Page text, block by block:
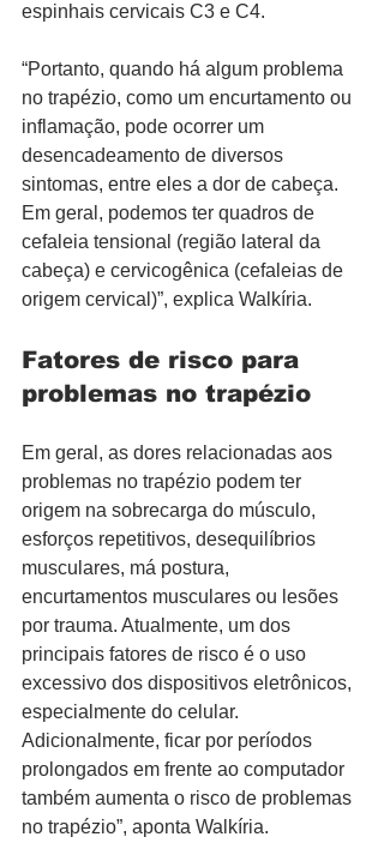
espinhais cervicais C3 e C4.
“Portanto, quando há algum problema
no trapézio, como um encurtamento ou
inflamação, pode ocorrer um
desencadeamento de diversos
sintomas, entre eles a dor de cabeça.
Em geral, podemos ter quadros de
cefaleia tensional (região lateral da
cabeça) e cervicogênica (cefaleias de
origem cervical)”, explica Walkíria.
Fatores de risco para
problemas no trapézio
Em geral, as dores relacionadas aos
problemas no trapézio podem ter
origem na sobrecarga do músculo,
esforços repetitivos, desequilíbrios
musculares, má postura,
encurtamentos musculares ou lesões
por trauma. Atualmente, um dos
principais fatores de risco é o uso
excessivo dos dispositivos eletrônicos,
especialmente do celular.
Adicionalmente, ficar por períodos
prolongados em frente ao computador
também aumenta o risco de problemas
no trapézio”, aponta Walkíria.